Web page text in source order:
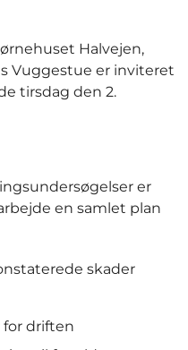
Halvejen,
Vuggestue er inviteret
tirsdag den 2.
er
en samlet plan
skader
driften